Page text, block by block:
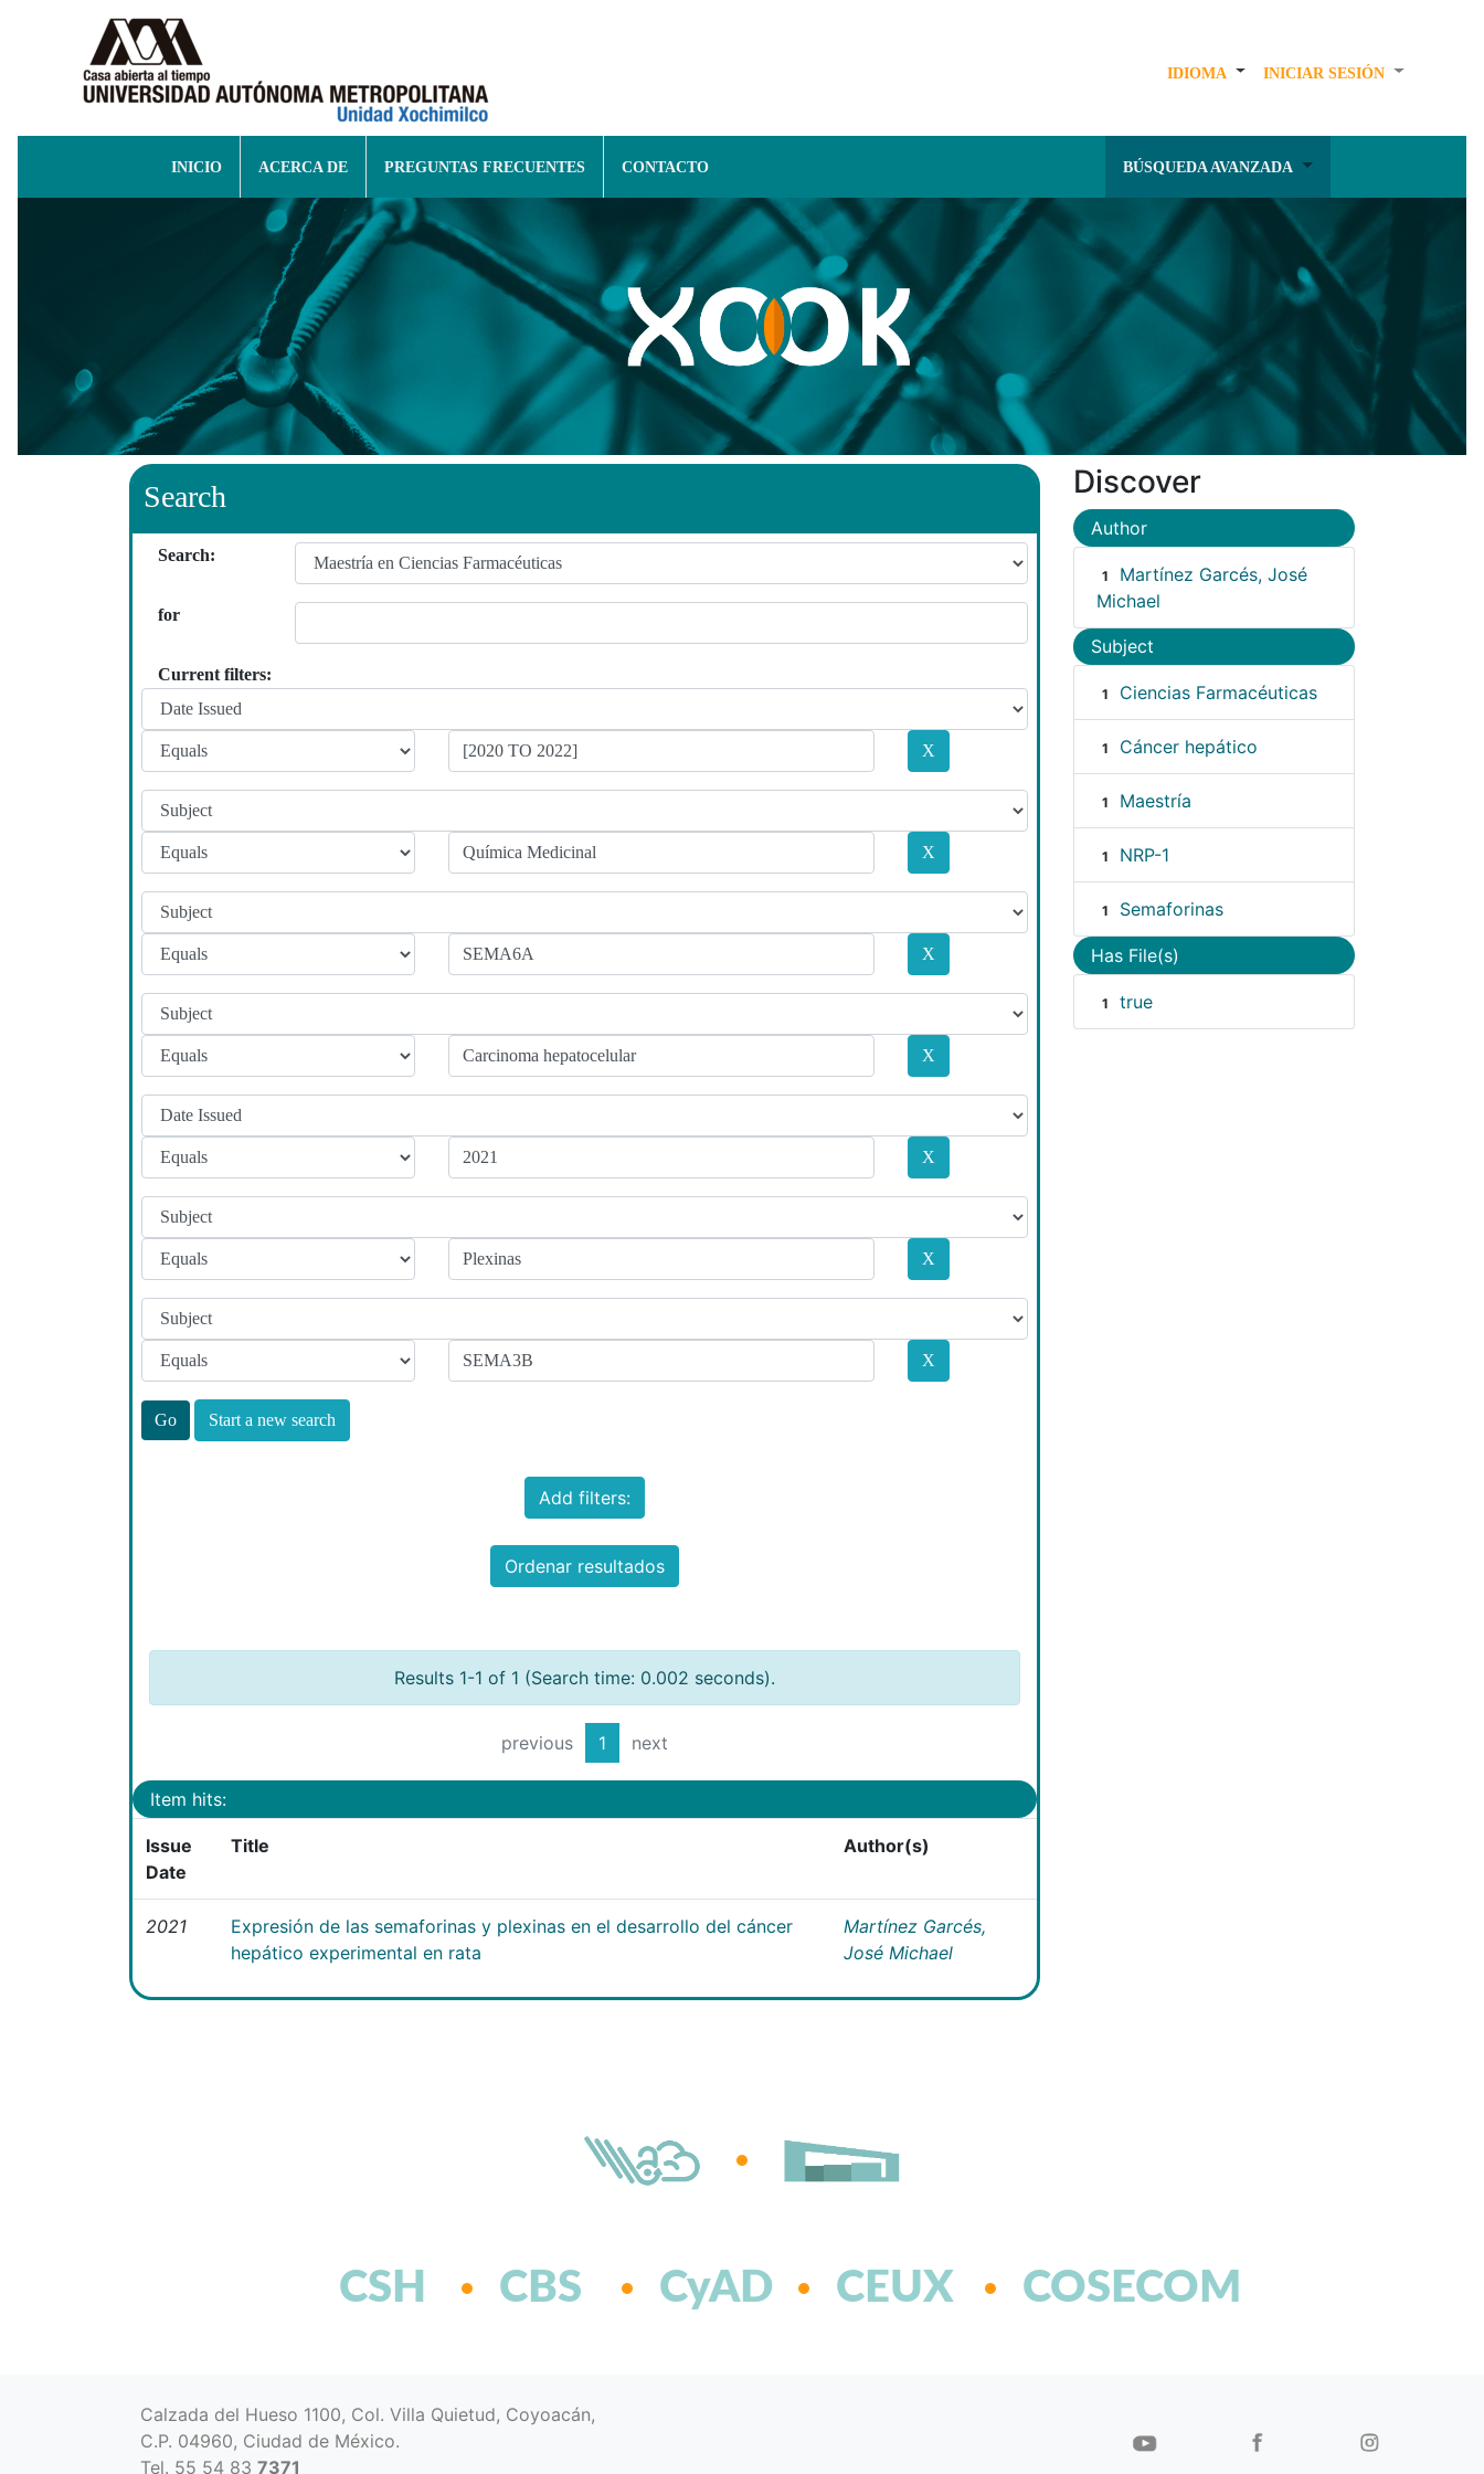
IDIOMA INICIAR SESIÓN
INICIO ACERCA DE PREGUNTAS FRECUENTES CONTACTO BÚSQUEDA AVANZADA
Search
Search:
for
Current filters:
Start a new search
Add filters:
Ordenar resultados
Results 1-1 of 1 (Search time: 0.002 seconds).
previous 1 next
Item hits:
Issue
Date
Title Author(s)
2021
Expresión de las semaforinas y plexinas en el desarrollo del cáncer
hepático experimental en rata
Martínez Garcés,
José Michael
Discover
Author
1
Martínez Garcés, José
Michael
Subject
1 Ciencias Farmacéuticas
1 Cáncer hepático
1 Maestría
1 NRP-1
1 Semaforinas
Has File(s)
1 true
CSH CBS CyAD CEUX COSECOM
Calzada del Hueso 1100, Col. Villa Quietud, Coyoacán,
C.P. 04960, Ciudad de México.
Tel. 55 54 83 7371